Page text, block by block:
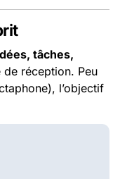
tâches,
de réception. Peu
l’objectif